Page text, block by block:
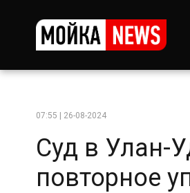
07:55 | 26-08-2024
Суд в Улан-
повторное